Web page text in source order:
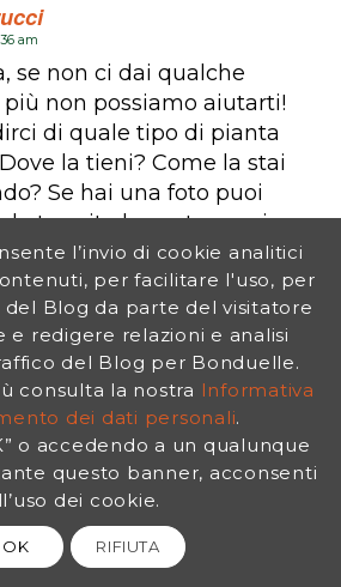
am
se non ci dai qualche
non possiamo aiutarti!
di quale tipo di pianta
la tieni? Come la stai
Se hai una foto puoi
tramite la nostra pagina
non hai mai
quindi su col
una soluzione!
in 7:33 am
a tutti,
l’invio di cookie analitici
per facilitare l'uso, per
del Blog da parte del visitatore
e redigere relazioni e analisi
del Blog per Bonduelle.
consulta la nostra Informativa
dei dati personali.
o accedendo a un qualunque
questo banner, acconsenti
dei cookie.
OK RIFIUTA